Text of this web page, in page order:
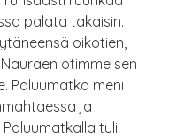
palata takaisin.
oikotien,
otimme sen
Paluumatka meni
ja
tuli